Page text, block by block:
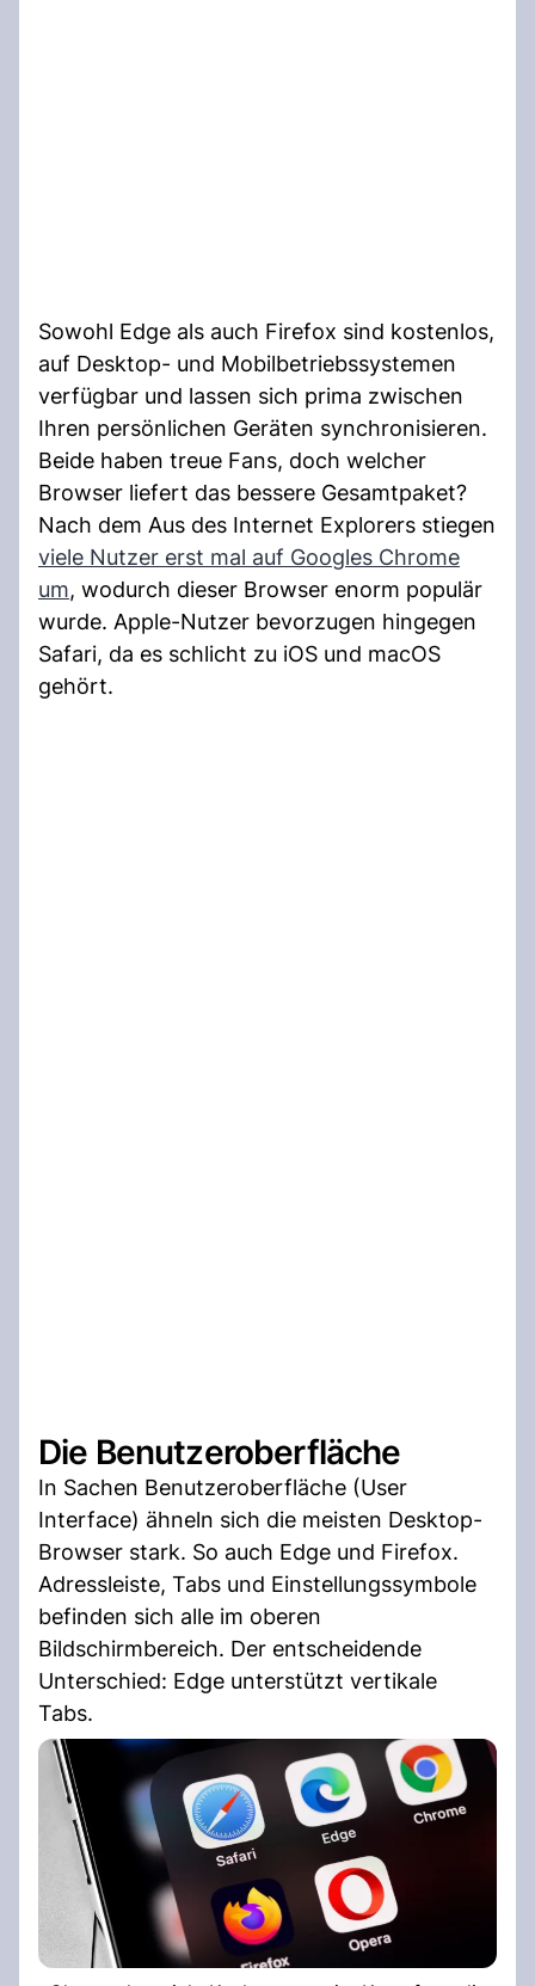
Sowohl Edge als auch Firefox sind kostenlos,
auf Desktop- und Mobilbetriebssystemen
verfügbar und lassen sich prima zwischen
Ihren persönlichen Geräten synchronisieren.
Beide haben treue Fans, doch welcher
Browser liefert das bessere Gesamtpaket?
Nach dem Aus des Internet Explorers stiegen
viele Nutzer erst mal auf Googles Chrome
um, wodurch dieser Browser enorm populär
wurde. Apple-Nutzer bevorzugen hingegen
Safari, da es schlicht zu iOS und macOS
gehört.
Die Benutzeroberfläche
In Sachen Benutzeroberfläche (User
Interface) ähneln sich die meisten Desktop-
Browser stark. So auch Edge und Firefox.
Adressleiste, Tabs und Einstellungssymbole
befinden sich alle im oberen
Bildschirmbereich. Der entscheidende
Unterschied: Edge unterstützt vertikale
Tabs.